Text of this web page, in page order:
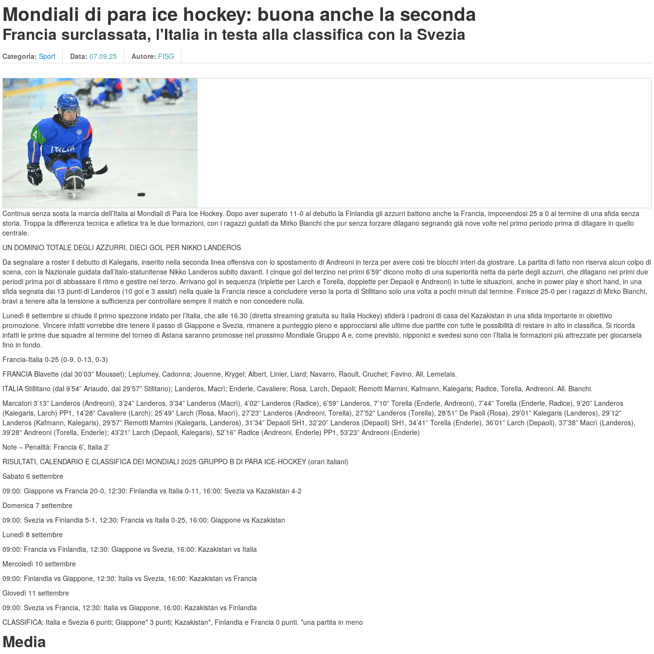
Mondiali di para ice hockey: buona anche la seconda
Francia surclassata, l'Italia in testa alla classifica con la Svezia
Categoria: Sport Data: 07.09.25 Autore: FISG
Continua senza sosta la marcia dell’Italia ai Mondiali di Para Ice Hockey. Dopo aver superato 11-0 al debutto la Finlandia gli azzurri battono anche la Francia, imponendosi 25 a 0 al termine di una sfida senza
storia. Troppa la differenza tecnica e atletica tra le due formazioni, con i ragazzi guidati da Mirko Bianchi che pur senza forzare dilagano segnando già nove volte nel primo periodo prima di dilagare in quello
centrale.
UN DOMINIO TOTALE DEGLI AZZURRI, DIECI GOL PER NIKKO LANDEROS
Da segnalare a roster il debutto di Kalegaris, inserito nella seconda linea offensiva con lo spostamento di Andreoni in terza per avere così tre blocchi interi da giostrare. La partita di fatto non riserva alcun colpo di
scena, con la Nazionale guidata dall’italo-statunitense Nikko Landeros subito davanti. I cinque gol del terzino nei primi 6’59” dicono molto di una superiorità netta da parte degli azzurri, che dilagano nei primi due
periodi prima poi di abbassare il ritmo e gestire nel terzo. Arrivano gol in sequenza (triplette per Larch e Torella, doppiette per Depaoli e Andreoni) in tutte le situazioni, anche in power play e short hand, in una
sfida segnata dai 13 punti di Landeros (10 gol e 3 assist) nella quale la Francia riesce a concludere verso la porta di Stillitano solo una volta a pochi minuti dal termine. Finisce 25-0 per i ragazzi di Mirko Bianchi,
bravi a tenere alta la tensione a sufficienza per controllare sempre il match e non concedere nulla.
Lunedì 8 settembre si chiude il primo spezzone iridato per l’Italia, che alle 16.30 (diretta streaming gratuita su Italia Hockey) sfiderà i padroni di casa del Kazakistan in una sfida importante in obiettivo
promozione. Vincere infatti vorrebbe dire tenere il passo di Giappone e Svezia, rimanere a punteggio pieno e approcciarsi alle ultime due partite con tutte le possibilità di restare in alto in classifica. Si ricorda
infatti le prime due squadre al termine del torneo di Astana saranno promosse nel prossimo Mondiale Gruppo A e, come previsto, nipponici e svedesi sono con l’Italia le formazioni più attrezzate per giocarsela
fino in fondo.
Francia-Italia 0-25 (0-9, 0-13, 0-3)
FRANCIA Blavette (dal 30’03” Mousset); Leplumey, Cadonna; Jouenne, Krygel; Albert, Linier, Liard; Navarro, Raoult, Cruchet; Favino. All. Lemetais.
ITALIA Stillitano (dal 9’54” Ariaudo, dal 29’57” Stilitano); Landeros, Macrì; Enderle, Cavaliere; Rosa, Larch, Depaoli; Remotti Marnini, Kafmann, Kalegaris; Radice, Torella, Andreoni. All. Bianchi.
Marcatori 3’13” Landeros (Andreoni), 3’24” Landeros, 3’34” Landeros (Macrì), 4’02” Landeros (Radice), 6’59” Landeros, 7’10” Torella (Enderle, Andreoni), 7’44” Torella (Enderle, Radice), 9’20” Landeros
(Kalegaris, Larch) PP1, 14’28” Cavaliere (Larch); 25’49” Larch (Rosa, Macrì), 27’23” Landeros (Andreoni, Torella), 27’52” Landeros (Torella), 28’51” De Paoli (Rosa), 29’01” Kalegaris (Landeros), 29’12”
Landeros (Kafmann, Kalegaris), 29’57” Remotti Marnini (Kalegaris, Landeros), 31’34” Depaoli SH1, 32’20” Landeros (Depaoli) SH1, 34’41” Torella (Enderle), 36’01” Larch (Depaoli), 37’38” Macrì (Landeros),
39’28” Andreoni (Torella, Enderle); 43’21” Larch (Depaoli, Kalegaris), 52’16” Radice (Andreoni, Enderle) PP1, 53’23” Andreoni (Enderle)
Note – Penalità: Francia 6’, Italia 2’
RISULTATI, CALENDARIO E CLASSIFICA DEI MONDIALI 2025 GRUPPO B DI PARA ICE-HOCKEY (orari italiani)
Sabato 6 settembre
09:00: Giappone vs Francia 20-0, 12:30: Finlandia vs Italia 0-11, 16:00: Svezia va Kazakistan 4-2
Domenica 7 settembre
09:00: Svezia vs Finlandia 5-1, 12:30: Francia vs Italia 0-25, 16:00: Giappone vs Kazakistan
Lunedì 8 settembre
09:00: Francia vs Finlandia, 12:30: Giappone vs Svezia, 16:00: Kazakistan vs Italia
Mercoledì 10 settembre
09:00: Finlandia vs Giappone, 12:30: Italia vs Svezia, 16:00: Kazakistan vs Francia
Giovedì 11 settembre
09:00: Svezia vs Francia, 12:30: Italia vs Giappone, 16:00: Kazakistan vs Finlandia
CLASSIFICA: Italia e Svezia 6 punti; Giappone* 3 punti; Kazakistan*, Finlandia e Francia 0 punti. *una partita in meno
Media